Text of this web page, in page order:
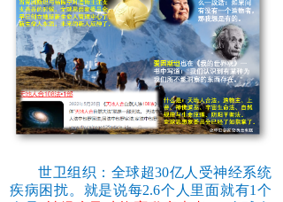
世卫组织：全球超30亿人受神经系统
疾病困扰。就是说每2.6个人里面就有1个